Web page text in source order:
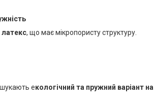
латекс, що має мікропористу структуру.
шукають екологічний та пружний варіант на